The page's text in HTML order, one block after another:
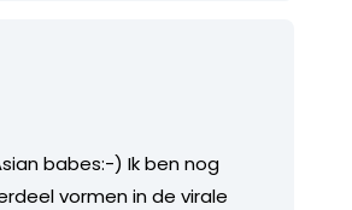
babes:-) Ik ben nog
vormen in de virale